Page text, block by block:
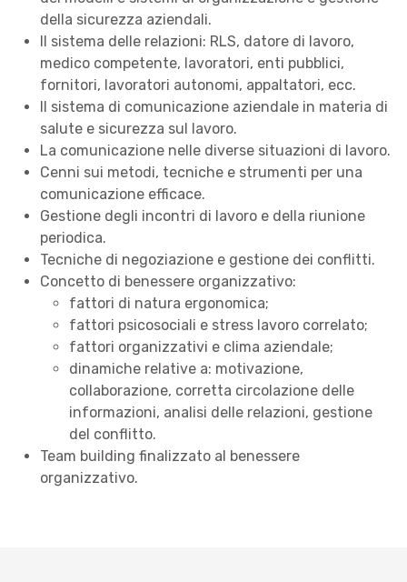
della sicurezza aziendali.
Il sistema delle relazioni: RLS, datore di lavoro,
medico competente, lavoratori, enti pubblici,
fornitori, lavoratori autonomi, appaltatori, ecc.
Il sistema di comunicazione aziendale in materia di
salute e sicurezza sul lavoro.
La comunicazione nelle diverse situazioni di lavoro.
Cenni sui metodi, tecniche e strumenti per una
comunicazione efficace.
Gestione degli incontri di lavoro e della riunione
periodica.
Tecniche di negoziazione e gestione dei conflitti.
Concetto di benessere organizzativo:
fattori di natura ergonomica;
fattori psicosociali e stress lavoro correlato;
fattori organizzativi e clima aziendale;
dinamiche relative a: motivazione,
collaborazione, corretta circolazione delle
informazioni, analisi delle relazioni, gestione
del conflitto.
Team building finalizzato al benessere
organizzativo.